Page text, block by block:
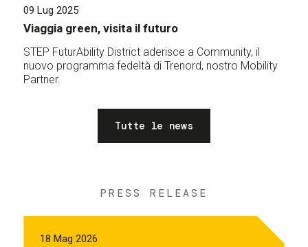
09 Lug 2025
Viaggia green, visita il futuro
STEP FuturAbility District aderisce a Community, il
nuovo programma fedeltà di Trenord, nostro Mobility
Partner.
Tutte le news
PRESS RELEASE
18 Mag 2026